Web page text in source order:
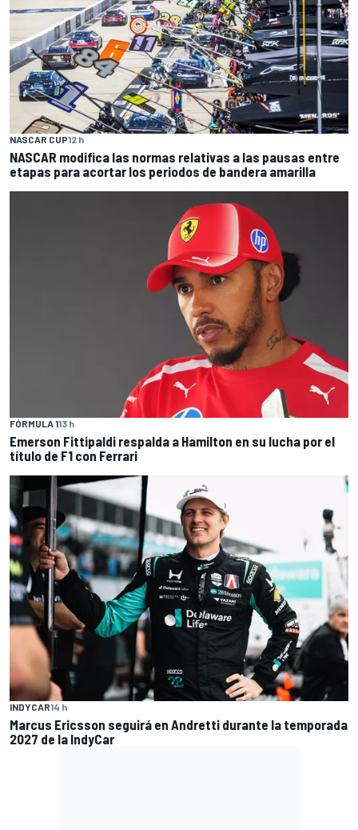
NASCAR CUP12 h
NASCAR modifica las normas relativas a las pausas entre
etapas para acortar los periodos de bandera amarilla
FÓRMULA 113 h
Emerson Fittipaldi respalda a Hamilton en su lucha por el
título de F1 con Ferrari
INDYCAR14 h
Marcus Ericsson seguirá en Andretti durante la temporada
2027 de la IndyCar